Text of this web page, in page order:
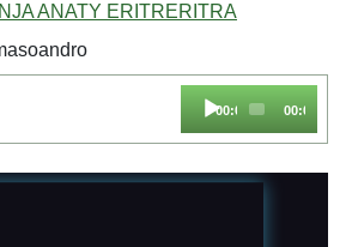
ANATY ERITRERITRA
Audio
00:00 00:00